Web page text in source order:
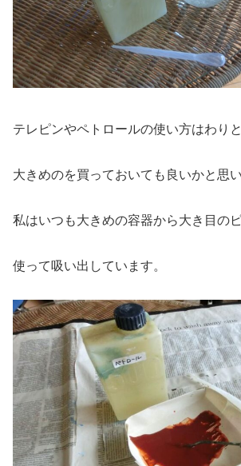
テレピンやペトロールの使い方はわり
大きめのを買っておいても良いかと思い
私はいつも大きめの容器から大き目の
使って吸い出しています。